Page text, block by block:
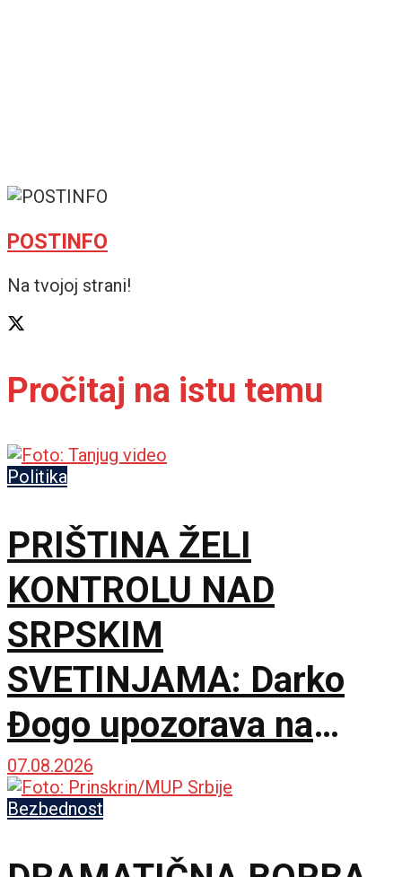
POSTINFO
Na tvojoj strani!
Pročitaj na istu temu
Politika
PRIŠTINA ŽELI
KONTROLU NAD
SRPSKIM
SVETINJAMA: Darko
Đogo upozorava na
opasne namere
uvođenja licenciranih
vodiča na KiM
07.08.2026
Bezbednost